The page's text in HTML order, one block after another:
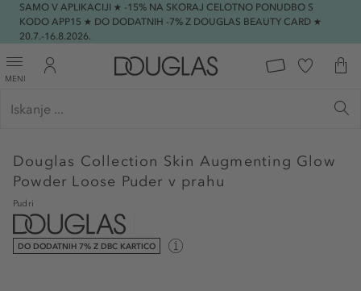
SAMO V APLIKACIJI ★ -15% NA SKORAJ CELOTNO PONUDBO S
KODO APP15 ★ DO DODATNIH -7% Z DOUGLAS BEAUTY CARD ★
20.7.-16.8.2026.
MENI
Douglas Collection Skin Augmenting Glow
Powder Loose Puder v prahu
Pudri
DO DODATNIH 7% Z DBC KARTICO